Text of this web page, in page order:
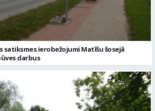
satiksmes ierobežojumi Matīšu šosejā
darbus